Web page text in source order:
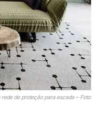
de proteção para escada – Foto